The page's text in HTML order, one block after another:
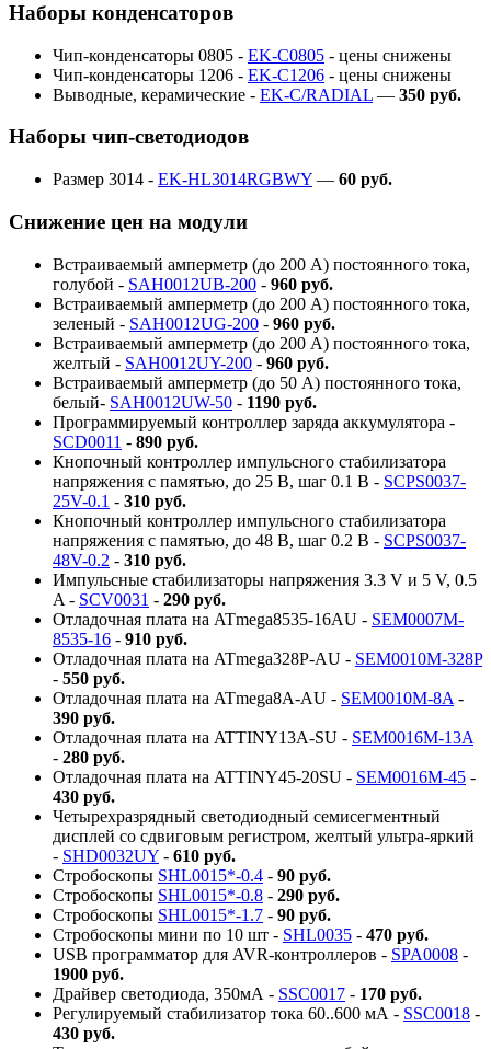
Наборы конденсаторов
Чип-конденсаторы 0805 - EK-C0805 - цены снижены
Чип-конденсаторы 1206 - EK-C1206 - цены снижены
Выводные, керамические - EK-C/RADIAL — 350 руб.
Наборы чип-светодиодов
Размер 3014 - EK-HL3014RGBWY — 60 руб.
Снижение цен на модули
Встраиваемый амперметр (до 200 А) постоянного тока,
голубой - SAH0012UB-200 - 960 руб.
Встраиваемый амперметр (до 200 А) постоянного тока,
зеленый - SAH0012UG-200 - 960 руб.
Встраиваемый амперметр (до 200 А) постоянного тока,
желтый - SAH0012UY-200 - 960 руб.
Встраиваемый амперметр (до 50 А) постоянного тока,
белый- SAH0012UW-50 - 1190 руб.
Программируемый контроллер заряда аккумулятора -
SCD0011 - 890 руб.
Кнопочный контроллер импульсного стабилизатора
напряжения с памятью, до 25 В, шаг 0.1 В - SCPS0037-
25V-0.1 - 310 руб.
Кнопочный контроллер импульсного стабилизатора
напряжения с памятью, до 48 В, шаг 0.2 В - SCPS0037-
48V-0.2 - 310 руб.
Импульсные стабилизаторы напряжения 3.3 V и 5 V, 0.5
A - SCV0031 - 290 руб.
Отладочная плата на ATmega8535-16AU - SEM0007M-
8535-16 - 910 руб.
Отладочная плата на ATmega328P-AU - SEM0010M-328P
- 550 руб.
Отладочная плата на ATmega8A-AU - SEM0010M-8A -
390 руб.
Отладочная плата на ATTINY13A-SU - SEM0016M-13A
- 280 руб.
Отладочная плата на ATTINY45-20SU - SEM0016M-45 -
430 руб.
Четырехразрядный светодиодный семисегментный
дисплей со сдвиговым регистром, желтый ультра-яркий
- SHD0032UY - 610 руб.
Стробоскопы SHL0015*-0.4 - 90 руб.
Стробоскопы SHL0015*-0.8 - 290 руб.
Стробоскопы SHL0015*-1.7 - 90 руб.
Стробоскопы мини по 10 шт - SHL0035 - 470 руб.
USB программатор для AVR-контроллеров - SPA0008 -
1900 руб.
Драйвер светодиода, 350мА - SSC0017 - 170 руб.
Регулируемый стабилизатор тока 60..600 мА - SSC0018 -
430 руб.